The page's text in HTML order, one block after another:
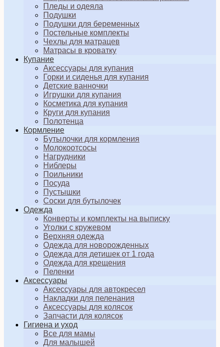
Пледы и одеяла
Подушки
Подушки для беременных
Постельные комплекты
Чехлы для матрацев
Матрасы в кроватку
Купание
Аксессуары для купания
Горки и сиденья для купания
Детские ванночки
Игрушки для купания
Косметика для купания
Круги для купания
Полотенца
Кормление
Бутылочки для кормления
Молокоотсосы
Нагрудники
Ниблеры
Поильники
Посуда
Пустышки
Соски для бутылочек
Одежда
Конверты и комплекты на выписку
Уголки с кружевом
Верхняя одежда
Одежда для новорожденных
Одежда для детишек от 1 года
Одежда для крещения
Пеленки
Аксессуары
Аксессуары для автокресел
Накладки для пеленания
Аксессуары для колясок
Запчасти для колясок
Гигиена и уход
Все для мамы
Для малышей